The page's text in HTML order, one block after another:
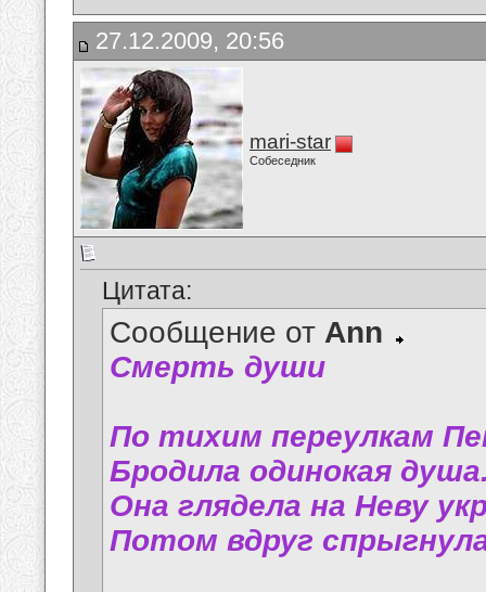
27.12.2009, 20:56
mari-star
Собеседник
Цитата:
Сообщение от Аnn
Смерть души
По тихим переулкам
Бродила одинокая
Она глядела на Неву
Потом вдруг